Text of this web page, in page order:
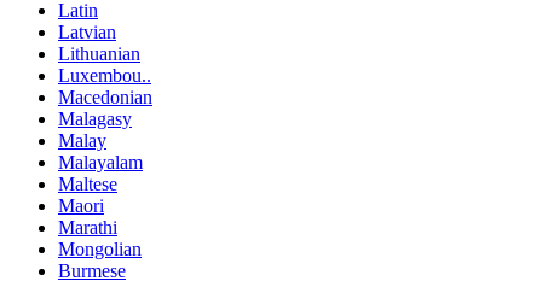
Latin
Latvian
Lithuanian
Luxembou..
Macedonian
Malagasy
Malay
Malayalam
Maltese
Maori
Marathi
Mongolian
Burmese